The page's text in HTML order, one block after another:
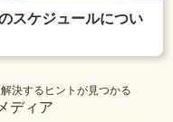
スケジュールについ
決するヒントが見つかる
ディア